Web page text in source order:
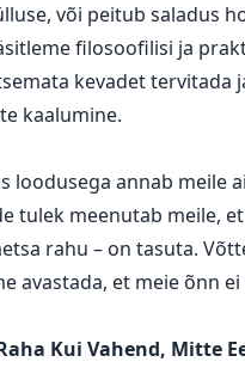
või peitub saladus
filosoofilisi ja
kevadet tervitada
kaalumine.
loodusega annab meile
tulek meenutab meile,
rahu – on tasuta.
avastada, et meie õnn
Kui Vahend, Mitte